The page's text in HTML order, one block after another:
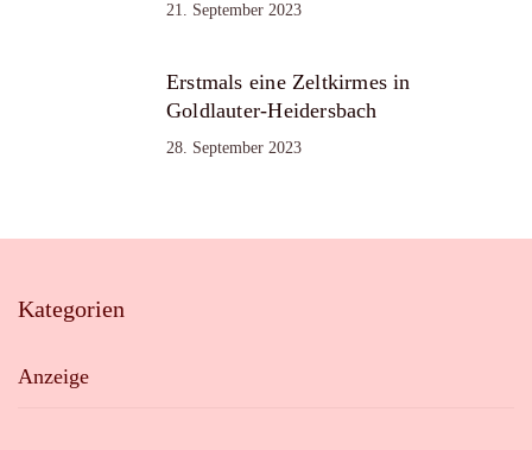
21. September 2023
Erstmals eine Zeltkirmes in
Goldlauter-Heidersbach
28. September 2023
Kategorien
Anzeige